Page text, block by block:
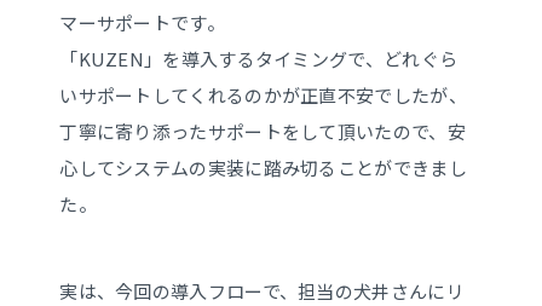
マーサポートです。
「KUZEN」を導入するタイミングで、どれぐら
いサポートしてくれるのかが正直不安でしたが、
丁寧に寄り添ったサポートをして頂いたので、安
心してシステムの実装に踏み切ることができまし
た。
実は、今回の導入フローで、担当の犬井さんにリ